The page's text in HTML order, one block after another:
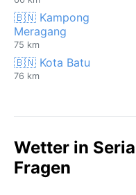
🇧🇳 Kampong
Meragang
75 km
🇧🇳 Kota Batu
76 km
Wetter in
Fragen